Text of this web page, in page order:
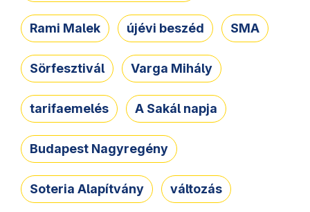
Rami Malek újévi beszéd SMA
Sörfesztivál Varga Mihály
tarifaemelés A Sakál napja
Budapest Nagyregény
Soteria Alapítvány változás